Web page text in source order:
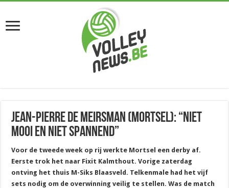
Jean-Pierre De Meirsman (Mortsel): “Niet
mooi en niet spannend”
Voor de tweede week op rij werkte Mortsel een derby af.
Eerste trok het naar Fixit Kalmthout. Vorige zaterdag
ontving het thuis M-Siks Blaasveld. Telkenmale had het vijf
sets nodig om de overwinning veilig te stellen. Was de match